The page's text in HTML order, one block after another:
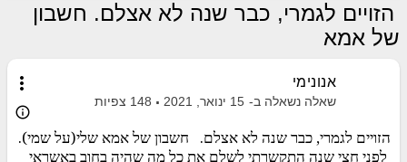
הזויים לגמרי, כבר שנה לא אצלם. חשבון
של אמא
more_vert אנונימי
שאלה נשאלה ב- 15 ינואר, 2021 148 צפיות
info_outline
הזויים לגמרי, כבר שנה לא אצלם. חשבון של אמא שלי(על שמי).
לפני חצי שנה התקשרתי לשלם את כל מה שהיה בחוב באשראי